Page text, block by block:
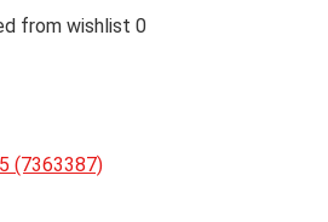
from wishlist 0